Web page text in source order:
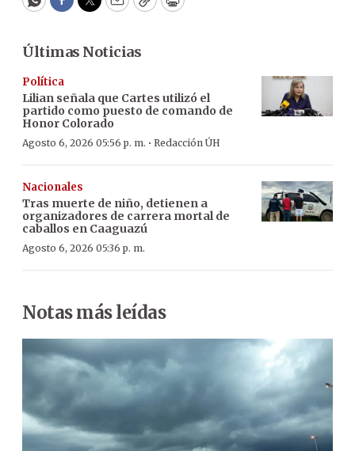
WhatsApp
Facebook
Twitter
EmailCopyPrint
Últimas Noticias
Política
Lilian señala que Cartes utilizó el
partido como puesto de comando de
Honor Colorado
Agosto 6, 2026 05:56 p. m. · Redacción ÚH
Nacionales
Tras muerte de niño, detienen a
organizadores de carrera mortal de
caballos en Caaguazú
Agosto 6, 2026 05:36 p. m.
Notas más leídas